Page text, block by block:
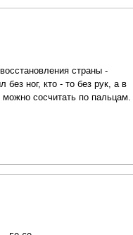
страны -
ног, кто - то без рук, а в
сосчитать по пальцам.